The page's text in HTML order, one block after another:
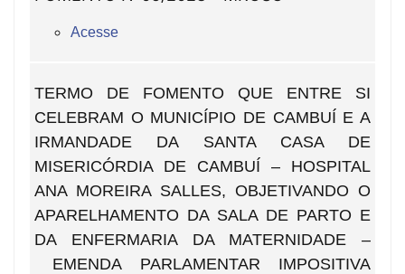
Acesse
TERMO DE FOMENTO QUE ENTRE SI
CELEBRAM O MUNICÍPIO DE CAMBUÍ E A
IRMANDADE DA SANTA CASA DE
MISERICÓRDIA DE CAMBUÍ – HOSPITAL
ANA MOREIRA SALLES, OBJETIVANDO O
APARELHAMENTO DA SALA DE PARTO E
DA ENFERMARIA DA MATERNIDADE –
EMENDA PARLAMENTAR IMPOSITIVA